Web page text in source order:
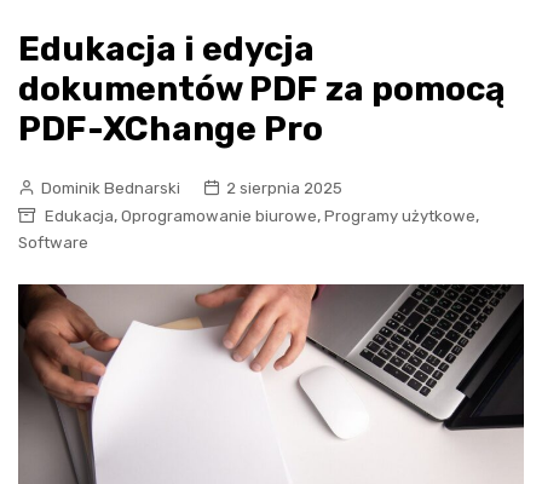
Edukacja i edycja
dokumentów PDF za pomocą
PDF-XChange Pro
Dominik Bednarski
2 sierpnia 2025
Edukacja, Oprogramowanie biurowe, Programy użytkowe,
Software